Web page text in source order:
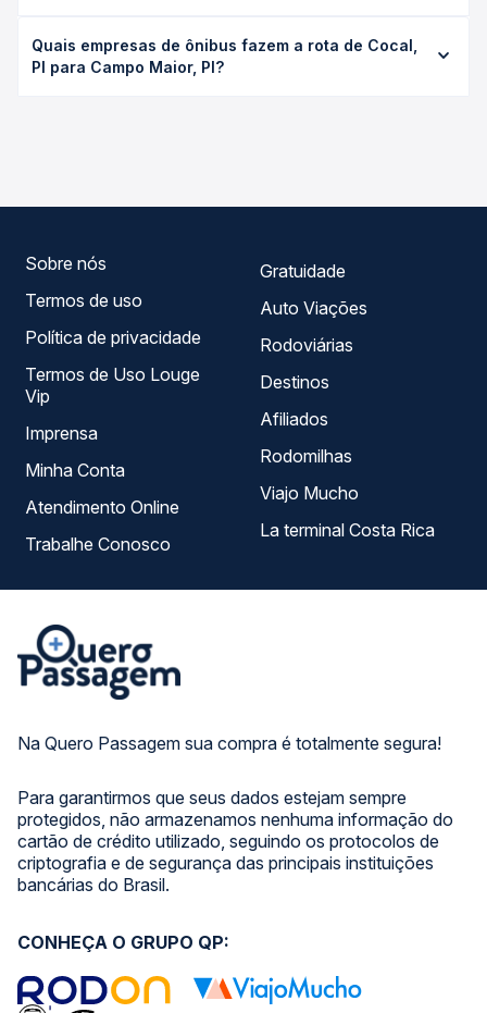
exata de cada opção na data desejada.
Maior, PI custa em média R$ 72,20 e varia conforme a data
da viagem, a empresa, o tipo de poltrona e a
Quais empresas de ônibus fazem a rota de Cocal,
PI para Campo Maior, PI?
Na Quero Passagem sua compra é totalmente segura!
Para garantirmos que seus dados estejam sempre
protegidos, não armazenamos nenhuma informação do
cartão de crédito utilizado, seguindo os protocolos de
criptografia e de segurança das principais instituições
bancárias do Brasil.
Sobre nós
Termos de uso
Política de privacidade
Termos de Uso Louge
Vip
Imprensa
Minha Conta
Atendimento Online
Trabalhe Conosco
Gratuidade
Auto Viações
Rodoviárias
Destinos
Afiliados
Rodomilhas
Viajo Mucho
La terminal Costa Rica
CONHEÇA O GRUPO QP: